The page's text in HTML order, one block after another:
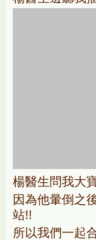
楊醫生問我大
因為他暈倒之
站!!
所以我們一起